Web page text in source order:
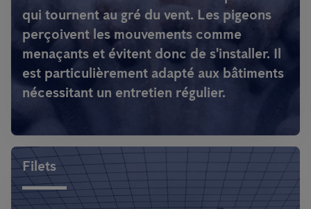
qui tournent au gré du vent. Les pigeons
perçoivent les mouvements comme
menaçants et évitent donc de s'installer. Il
est particulièrement adapté aux bâtiments
nécessitant un entretien régulier.
Filets